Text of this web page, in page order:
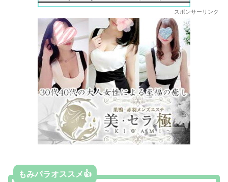
スポンサーリンク
もみパラオススメ👍